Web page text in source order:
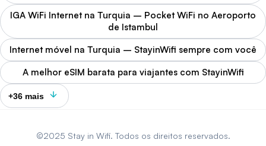
IGA WiFi Internet na Turquia – Pocket WiFi no Aeroporto
de Istambul
Internet móvel na Turquia – StayinWifi sempre com você
A melhor eSIM barata para viajantes com StayinWifi
+36 mais
©2025 Stay in Wifi. Todos os direitos reservados.